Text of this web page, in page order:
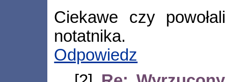
Ciekawe czy
notatnika.
Odpowiedz